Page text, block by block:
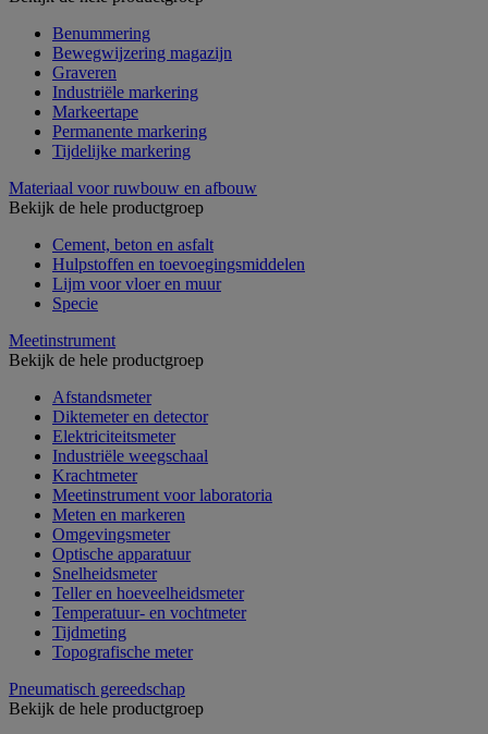
Benummering
Bewegwijzering magazijn
Graveren
Industriële markering
Markeertape
Permanente markering
Tijdelijke markering
Materiaal voor ruwbouw en afbouw
Bekijk de hele productgroep
Cement, beton en asfalt
Hulpstoffen en toevoegingsmiddelen
Lijm voor vloer en muur
Specie
Meetinstrument
Bekijk de hele productgroep
Afstandsmeter
Diktemeter en detector
Elektriciteitsmeter
Industriële weegschaal
Krachtmeter
Meetinstrument voor laboratoria
Meten en markeren
Omgevingsmeter
Optische apparatuur
Snelheidsmeter
Teller en hoeveelheidsmeter
Temperatuur- en vochtmeter
Tijdmeting
Topografische meter
Pneumatisch gereedschap
Bekijk de hele productgroep